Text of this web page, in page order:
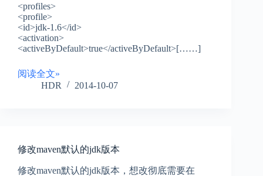
<profiles>
<profile>
<id>jdk-1.6</id>
<activation>
<activeByDefault>true</activeByDefault>[……]
阅读全文»
HDR
2014-10-07
修改maven默认的jdk版本
修改maven默认的jdk版本，想改彻底需要在